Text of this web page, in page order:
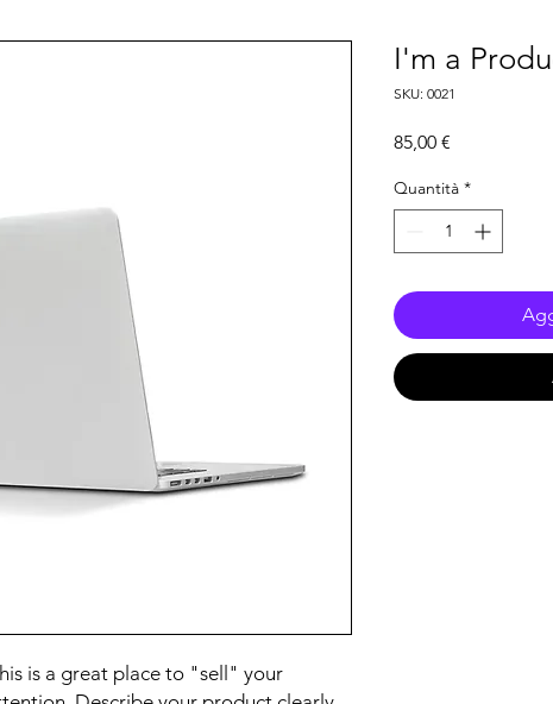
is a great place to "sell" your
I'm a
SKU: 0021
85,00 €
Quantità *